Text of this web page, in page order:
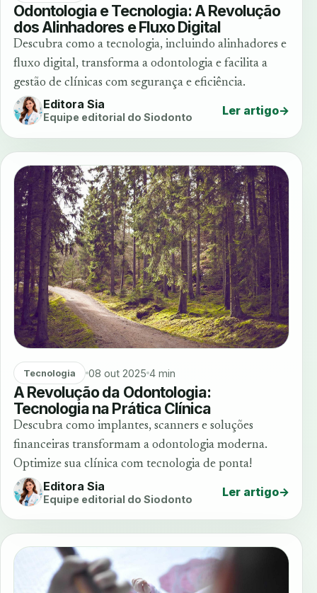
Odontologia e Tecnologia: A Revolução
dos Alinhadores e Fluxo Digital
Descubra como a tecnologia, incluindo alinhadores e
fluxo digital, transforma a odontologia e facilita a
gestão de clínicas com segurança e eficiência.
Editora Sia
Equipe editorial do Siodonto Ler artigo→
Tecnologia 08 out 2025 4 min
A Revolução da Odontologia:
Tecnologia na Prática Clínica
Descubra como implantes, scanners e soluções
financeiras transformam a odontologia moderna.
Optimize sua clínica com tecnologia de ponta!
Editora Sia
Equipe editorial do Siodonto Ler artigo→